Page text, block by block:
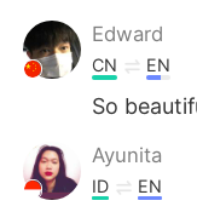
Edward
CN EN
So
Ayunita
ID EN